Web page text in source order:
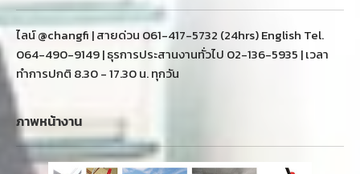
ไลน์ @changfi | สายด่วน 061-417-5732 (24hrs) English Tel.
064-490-9149 | ธุรการประสานงานทั่วไป 02-136-5935 | เวลา
ทำการปกติ 8.30 - 17.30 น. ทุกวัน
ภาพหน้างาน